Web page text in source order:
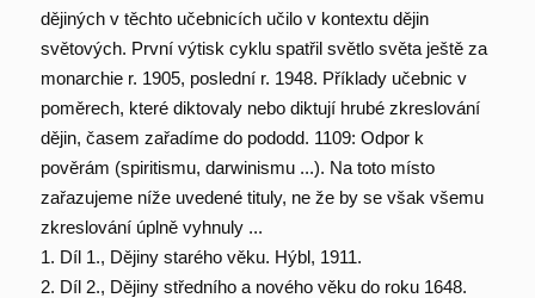
dějiných v těchto učebnicích učilo v kontextu dějin
světových. První výtisk cyklu spatřil světlo světa ještě za
monarchie r. 1905, poslední r. 1948. Příklady učebnic v
poměrech, které diktovaly nebo diktují hrubé zkreslování
dějin, časem zařadíme do pododd. 1109: Odpor k
pověrám (spiritismu, darwinismu ...). Na toto místo
zařazujeme níže uvedené tituly, ne že by se však všemu
zkreslování úplně vyhnuly ...
1. Díl 1., Dějiny starého věku. Hýbl, 1911.
2. Díl 2., Dějiny středního a nového věku do roku 1648.